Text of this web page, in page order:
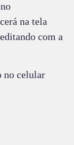
na tela
com a
no celular